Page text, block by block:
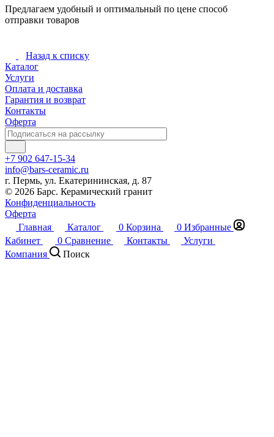
Предлагаем удобный и оптимальный по цене способ
отправки товаров
Назад к списку
Каталог
Услуги
Оплата и доставка
Гарантия и возврат
Контакты
Оферта
+7 902 647-15-34
info@bars-ceramic.ru
г. Пермь, ул. Екатерининская, д. 87
© 2026 Барс. Керамический гранит
Конфиденциальность
Оферта
Главная
Каталог 0 Корзина 0 Избранные
Кабинет
0 Сравнение Контакты
Услуги
Компания
Поиск